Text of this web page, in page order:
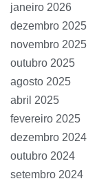
janeiro 2026
dezembro 2025
novembro 2025
outubro 2025
agosto 2025
abril 2025
fevereiro 2025
dezembro 2024
outubro 2024
setembro 2024